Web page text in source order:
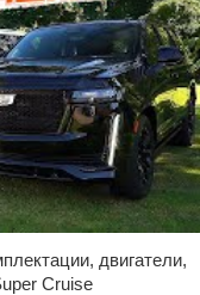
двигатели,
Cruise